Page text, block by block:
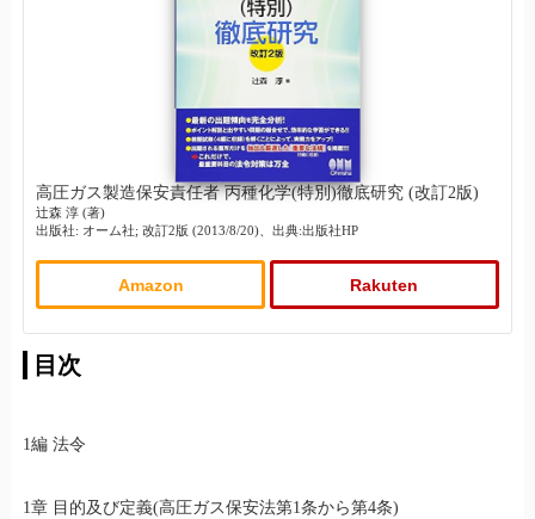
高圧ガス製造保安責任者 丙種化学(特別)徹底研究 (改訂2版)
辻森 淳 (著)
出版社: オーム社; 改訂2版 (2013/8/20)、出典:出版社HP
Amazon Rakuten
目次
1編 法令
1章 目的及び定義(高圧ガス保安法第1条から第4条)